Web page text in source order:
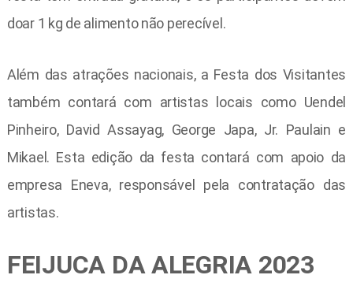
doar 1 kg de alimento não perecível.
Além das atrações nacionais, a Festa dos Visitantes
também contará com artistas locais como Uendel
Pinheiro, David Assayag, George Japa, Jr. Paulain e
Mikael. Esta edição da festa contará com apoio da
empresa Eneva, responsável pela contratação das
artistas.
FEIJUCA DA ALEGRIA 2023